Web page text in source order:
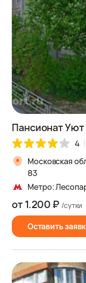
Пансионат Уют
4
Московская
83
Метро:
Оставить
от 1.200 ₽ /сутки